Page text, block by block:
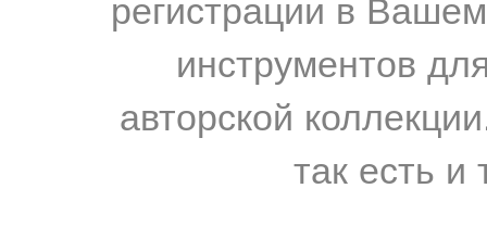
инструментов
авторской
так есть и